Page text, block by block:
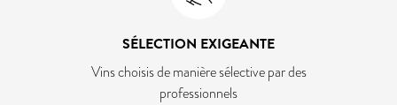
SÉLECTION EXIGEANTE
Vins choisis de manière sélective par des
professionnels